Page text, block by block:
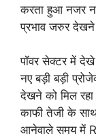
करता हुआ नजर
प्रभाव जरुर देखने
पॉवर सेक्टर में देखे
नए बड़ी बड़ी
देखने को मिल
काफी तेजी के
आनेवाले समय में